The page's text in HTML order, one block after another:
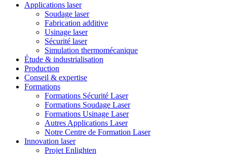
Applications laser
Soudage laser
Fabrication additive
Usinage laser
Sécurité laser
Simulation thermomécanique
Étude & industrialisation
Production
Conseil & expertise
Formations
Formations Sécurité Laser
Formations Soudage Laser
Formations Usinage Laser
Autres Applications Laser
Notre Centre de Formation Laser
Innovation laser
Projet Enlighten